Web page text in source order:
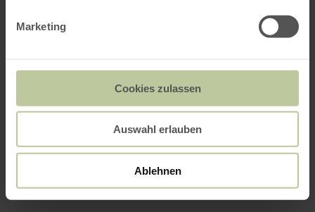
Marketing
Cookies zulassen
Auswahl erlauben
Ablehnen